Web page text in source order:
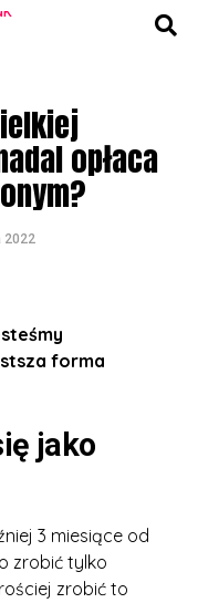
opłaca
2022
forma
jako
3 miesiące od
zrobić tylko
zrobić to